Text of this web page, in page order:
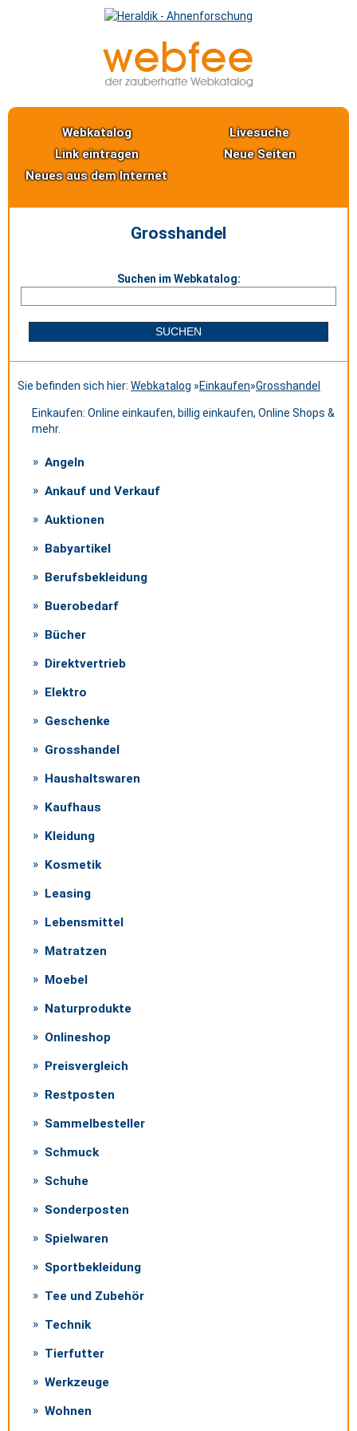
Webkatalog
Livesuche
Link eintragen
Neue Seiten
Neues aus dem Internet
Grosshandel
Suchen im Webkatalog:
Sie befinden sich hier: Webkatalog »Einkaufen»Grosshandel
Einkaufen: Online einkaufen, billig einkaufen, Online Shops &
mehr.
Angeln
Ankauf und Verkauf
Auktionen
Babyartikel
Berufsbekleidung
Buerobedarf
Bücher
Direktvertrieb
Elektro
Geschenke
Grosshandel
Haushaltswaren
Kaufhaus
Kleidung
Kosmetik
Leasing
Lebensmittel
Matratzen
Moebel
Naturprodukte
Onlineshop
Preisvergleich
Restposten
Sammelbesteller
Schmuck
Schuhe
Sonderposten
Spielwaren
Sportbekleidung
Tee und Zubehör
Technik
Tierfutter
Werkzeuge
Wohnen